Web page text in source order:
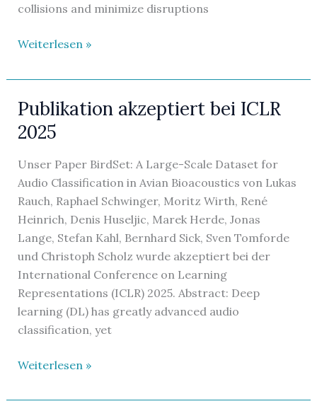
collisions and minimize disruptions
Neue
in
Ecological
Informatics
Weiterlesen »
Publikation akzeptiert bei ICLR
2025
Unser Paper BirdSet: A Large-Scale Dataset for
Audio Classification in Avian Bioacoustics von Lukas
Rauch, Raphael Schwinger, Moritz Wirth, René
Heinrich, Denis Huseljic, Marek Herde, Jonas
Lange, Stefan Kahl, Bernhard Sick, Sven Tomforde
und Christoph Scholz wurde akzeptiert bei der
International Conference on Learning
Representations (ICLR) 2025. Abstract: Deep
learning (DL) has greatly advanced audio
classification, yet
Publikation
bei
Weiterlesen »